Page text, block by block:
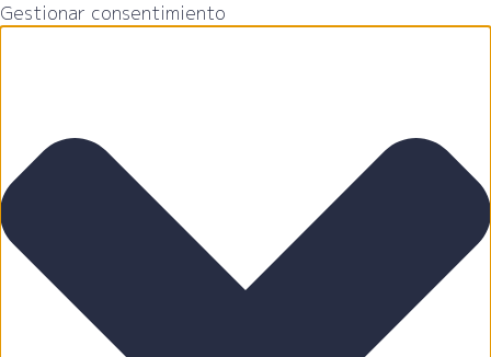
Gestionar consentimiento